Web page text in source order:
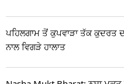
ਪਹਿਲਗਾਮ ਤੋਂ ਕੁਪਵਾੜਾ ਤੱਕ ਕੁਦਰਤ
ਨਾਲ ਵਿਗੜੇ ਹਾਲਾਤ